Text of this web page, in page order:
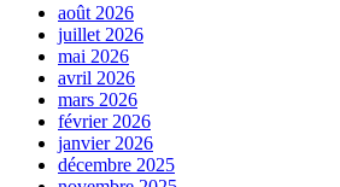
août 2026
juillet 2026
mai 2026
avril 2026
mars 2026
février 2026
janvier 2026
décembre 2025